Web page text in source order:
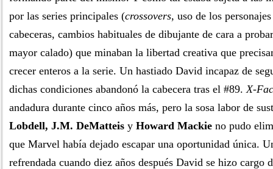
por las series principales (crossovers, uso de los
cabeceras, cambios habituales de dibujante de cara a
mayor calado) que minaban la libertad creativa que
crecer enteros a la serie. Un hastiado David incapaz de
dichas condiciones abandonó la cabecera tras el #89.X-
andadura durante cinco años más, pero la sosa labor de
Lobdell, J.M. DeMatteis y Howard Mackie no pudo
que Marvel había dejado escapar una oportunidad única.
refrendada cuando diez años después David se hizo cargo